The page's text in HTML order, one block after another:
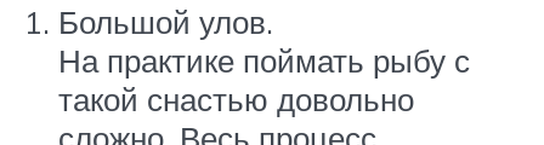
Большой улов.
На практике поймать рыбу с
такой снастью довольно